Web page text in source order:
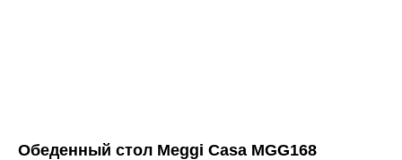
Обеденный стол Meggi Casa MGG168